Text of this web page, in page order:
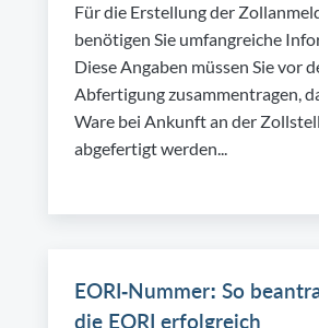
Für die Erstellung der
benötigen Sie umfangreiche
Diese Angaben müssen Sie vor
Abfertigung zusammentragen,
Ware bei Ankunft an der
abgefertigt werden...
EORI-Nummer: So
die EORI erfolgreich